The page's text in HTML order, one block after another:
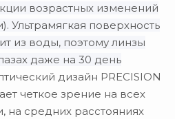
возрастных изменений
Ультрамягкая поверхность
из воды, поэтому линзы
даже на 30 день
дизайн PRECISION
четкое зрение на всех
на средних расстояниях